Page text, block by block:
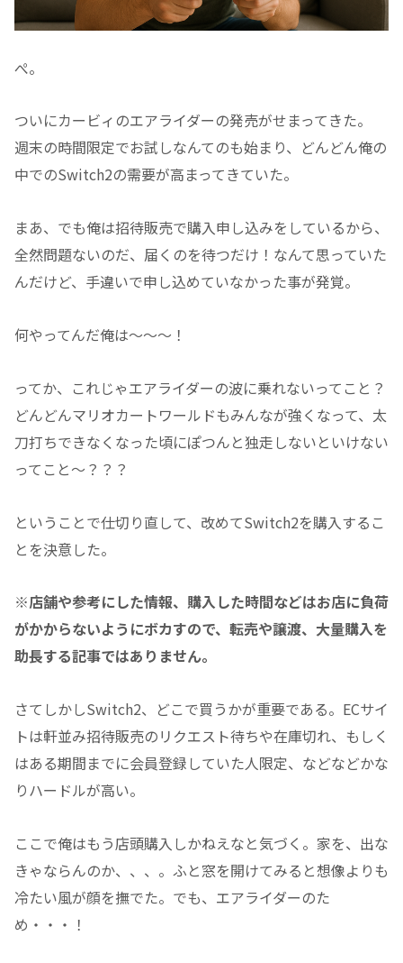
ぺ。
ついにカービィのエアライダーの発売がせまってきた。
週末の時間限定でお試しなんてのも始まり、どんどん俺の
中でのSwitch2の需要が高まってきていた。
まあ、でも俺は招待販売で購入申し込みをしているから、
全然問題ないのだ、届くのを待つだけ！なんて思っていた
んだけど、手違いで申し込めていなかった事が発覚。
何やってんだ俺は～～～！
ってか、これじゃエアライダーの波に乗れないってこと？
どんどんマリオカートワールドもみんなが強くなって、太
刀打ちできなくなった頃にぽつんと独走しないといけない
ってこと～？？？
ということで仕切り直して、改めてSwitch2を購入するこ
とを決意した。
※店舗や参考にした情報、購入した時間などはお店に負荷
がかからないようにボカすので、転売や譲渡、大量購入を
助長する記事ではありません。
さてしかしSwitch2、どこで買うかが重要である。ECサイ
トは軒並み招待販売のリクエスト待ちや在庫切れ、もしく
はある期間までに会員登録していた人限定、などなどかな
りハードルが高い。
ここで俺はもう店頭購入しかねえなと気づく。家を、出な
きゃならんのか、、、。ふと窓を開けてみると想像よりも
冷たい風が顔を撫でた。でも、エアライダーのた
め・・・！